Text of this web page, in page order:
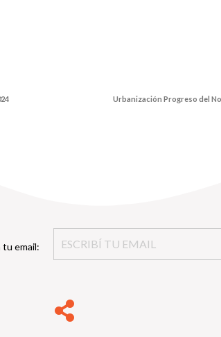
Urbanización Progreso del
tu email: